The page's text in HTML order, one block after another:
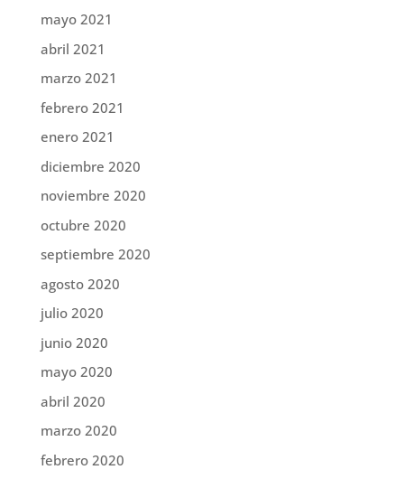
mayo 2021
abril 2021
marzo 2021
febrero 2021
enero 2021
diciembre 2020
noviembre 2020
octubre 2020
septiembre 2020
agosto 2020
julio 2020
junio 2020
mayo 2020
abril 2020
marzo 2020
febrero 2020